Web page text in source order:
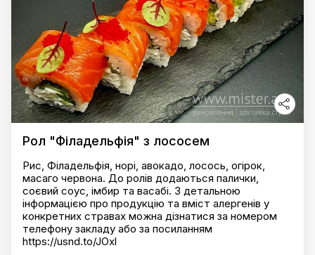
Рол "Філадельфія" з лососем
Рис, Філадельфія, норі, авокадо, лосось, огірок,
масаго червона. До ролів додаються палички,
соєвий соус, імбир та васабі. З детальною
інформацією про продукцію та вміст алергенів у
конкретних стравах можна дізнатися за номером
телефону закладу або за посиланням
https://usnd.to/JOxl